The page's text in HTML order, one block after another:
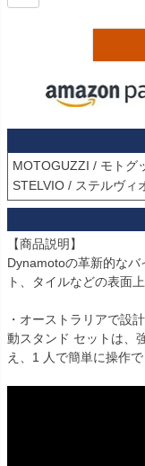
MOTOGUZZI / モトグ
STELVIO / ステルヴィ
【商品説明】
Dynamotoの革新的な
ト、タイルなどの表面
・オーストラリアで設
動スタンド セットは、
え、1 人で簡単に操作